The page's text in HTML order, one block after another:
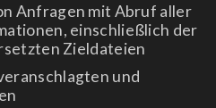
Anfragen mit Abruf aller
einschließlich der
Zieldateien
und